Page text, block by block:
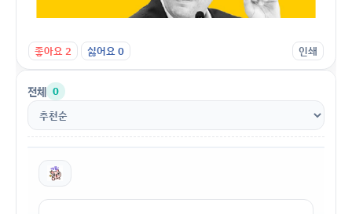
좋아요2 싫어요0 인쇄
전체 0